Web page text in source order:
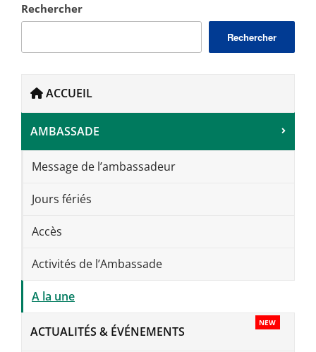
Rechercher
Rechercher
ACCUEIL
AMBASSADE
Message de l’ambassadeur
Jours fériés
Accès
Activités de l’Ambassade
A la une
NEW
ACTUALITÉS & ÉVÉNEMENTS